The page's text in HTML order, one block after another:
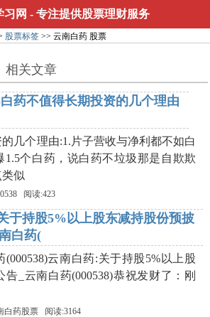
习网 - 专注提供股票理财服务
股票标签 >> 云南白药 股票
相关文章
药不值得长期投资的几个理由
几个理由:1.片子营收与净利都不如白
1.5个白药，说白药不垃圾那是自欺欺
似
阅读:423
于持股5%以上股东减持股份预披
白药(
云南白药:关于持股5%以上股
_云南白药(000538)恭祝发财了：刚
白药股票 阅读:3164